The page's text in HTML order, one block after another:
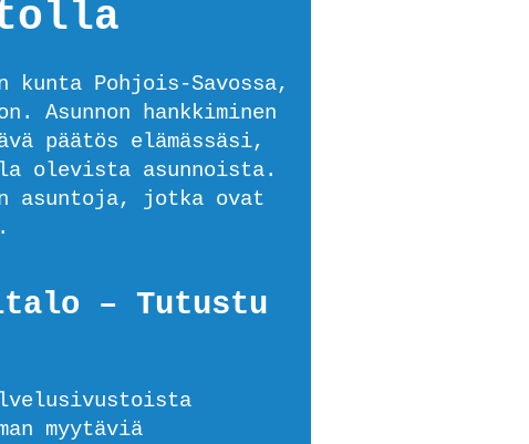
Pohjois-Savossa,
Asunnon hankkiminen
päätös elämässäsi,
olevista asunnoista.
asuntoja, jotka ovat
– Tutustu
myytäviä